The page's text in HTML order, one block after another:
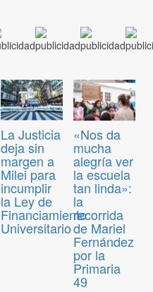
La Justicia
deja sin
margen a
Milei para
incumplir
la Ley de
Financiamiento
Universitario
«Nos da
mucha
alegría ver
la escuela
tan linda»:
la
recorrida
de Mariel
Fernández
por la
Primaria
49